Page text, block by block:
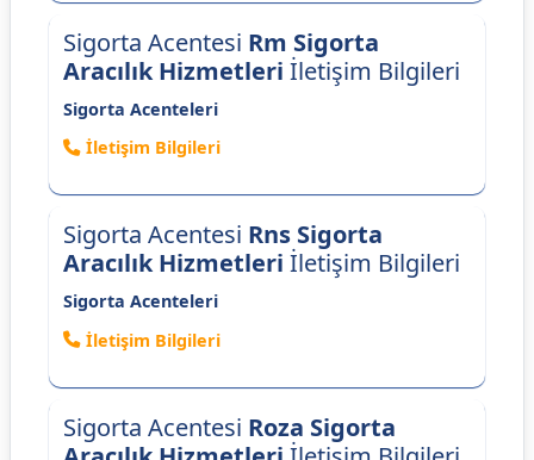
Sigorta Acentesi Rm Sigorta
Aracılık Hizmetleri İletişim Bilgileri
Sigorta Acenteleri
İletişim Bilgileri
Sigorta Acentesi Rns Sigorta
Aracılık Hizmetleri İletişim Bilgileri
Sigorta Acenteleri
İletişim Bilgileri
Sigorta Acentesi Roza Sigorta